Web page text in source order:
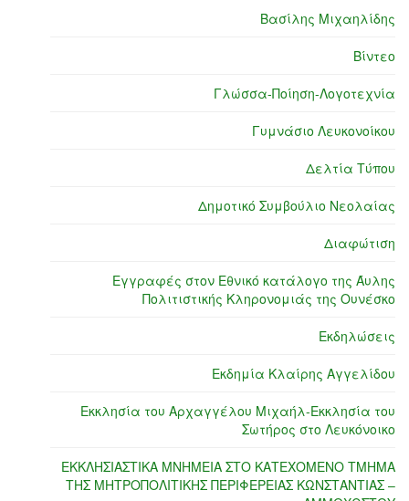
Βασίλης Μιχαηλίδης
Βίντεο
Γλώσσα-Ποίηση-Λογοτεχνία
Γυμνάσιο Λευκονοίκου
Δελτία Τύπου
Δημοτικό Συμβούλιο Νεολαίας
Διαφώτιση
Εγγραφές στον Εθνικό κατάλογο της Άυλης
Πολιτιστικής Κληρονομιάς της Ουνέσκο
Εκδηλώσεις
Εκδημία Κλαίρης Αγγελίδου
Εκκλησία του Αρχαγγέλου Μιχαήλ-Εκκλησία του
Σωτήρος στο Λευκόνοικο
ΕΚΚΛΗΣΙΑΣΤΙΚΑ ΜΝΗΜΕΙΑ ΣΤΟ ΚΑΤΕΧΟΜΕΝΟ ΤΜΗΜΑ
ΤΗΣ ΜΗΤΡΟΠΟΛΙΤΙΚΗΣ ΠΕΡΙΦΕΡΕΙΑΣ ΚΩΝΣΤΑΝΤΙΑΣ –